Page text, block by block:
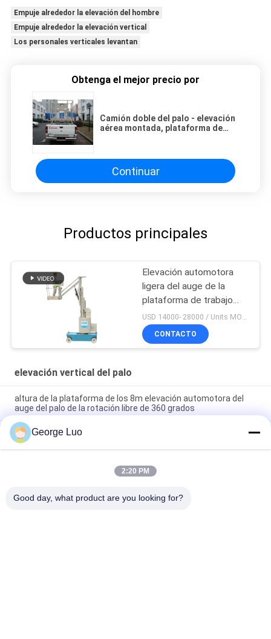
Empuje alrededor la elevación del hombre
Empuje alrededor la elevación vertical
Los personales verticales levantan
Obtenga el mejor precio por
Camión doble del palo - elevación
aérea montada, plataforma de
Continuar
Productos principales
Elevación automotora
ligera del auge de la
plataforma de trabajo
aéreo del acuerdo
interior de 6 -10m
USD 14000- 28000 / Units MOQ:1 UNIDAD
CONTACTO
elevación vertical del palo
altura de la plataforma de los 8m elevación automotora del
auge del palo de la rotación libre de 360 grados
Los 14m al aire libre interiores eléctricos Scissor la
plataforma de la elevación
Las plataformas al aire libre del acceso de la altura de 14
metros eléctricas Scissor la plataforma de la elevación para
George Luo
2:20 PM
Good day, what product are you looking for?